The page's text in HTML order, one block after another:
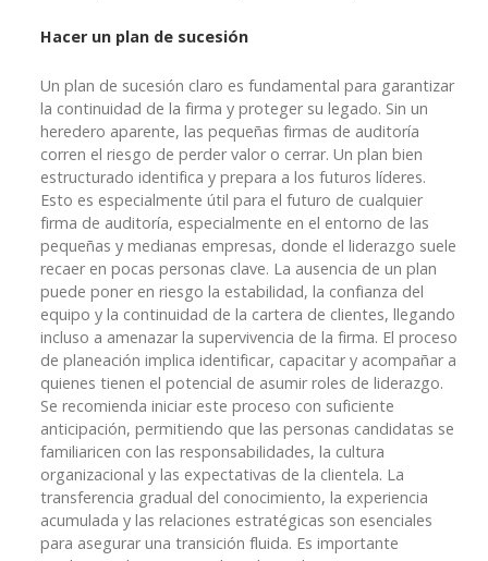
Hacer un plan de sucesión
Un plan de sucesión claro es fundamental para garantizar
la continuidad de la firma y proteger su legado. Sin un
heredero aparente, las pequeñas firmas de auditoría
corren el riesgo de perder valor o cerrar. Un plan bien
estructurado identifica y prepara a los futuros líderes.
Esto es especialmente útil para el futuro de cualquier
firma de auditoría, especialmente en el entorno de las
pequeñas y medianas empresas, donde el liderazgo suele
recaer en pocas personas clave. La ausencia de un plan
puede poner en riesgo la estabilidad, la confianza del
equipo y la continuidad de la cartera de clientes, llegando
incluso a amenazar la supervivencia de la firma. El proceso
de planeación implica identificar, capacitar y acompañar a
quienes tienen el potencial de asumir roles de liderazgo.
Se recomienda iniciar este proceso con suficiente
anticipación, permitiendo que las personas candidatas se
familiaricen con las responsabilidades, la cultura
organizacional y las expectativas de la clientela. La
transferencia gradual del conocimiento, la experiencia
acumulada y las relaciones estratégicas son esenciales
para asegurar una transición fluida. Es importante